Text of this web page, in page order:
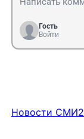
Гость
Войти
Новости СМИ2